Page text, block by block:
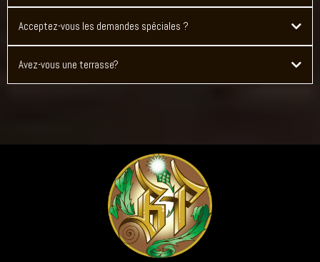
Acceptez-vous les demandes spéciales ?
Avez-vous une terrasse?